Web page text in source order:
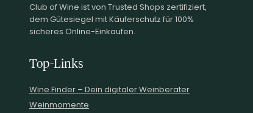
Club of Wine ist von Trusted Shops zertifiziert,
dem Gütesiegel mit Käuferschutz für 100%
sicheres Online-Einkaufen.
Top-Links
Wine.Finder – Dein digitaler Weinberater
Weinmomente